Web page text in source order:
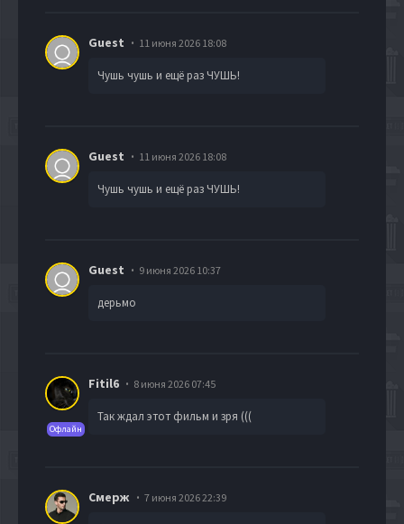
Guest 11 июня 2026 18:08
Чушь чушь и ещё раз ЧУШЬ!
Guest 11 июня 2026 18:08
Чушь чушь и ещё раз ЧУШЬ!
Guest 9 июня 2026 10:37
дерьмо
Офлайн
Fitil6 8 июня 2026 07:45
Так ждал этот фильм и зря (((
Смерж 7 июня 2026 22:39